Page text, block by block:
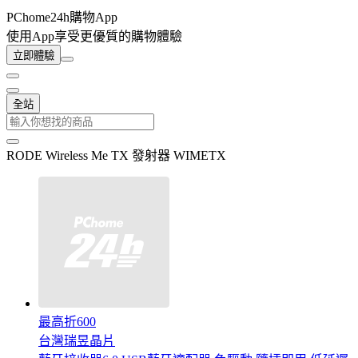
PChome24h購物App
使用App享受更優質的購物體驗
立即體驗
全站
RODE Wireless Me TX 發射器 WIMETX
最高折600
台灣瑞昱晶片